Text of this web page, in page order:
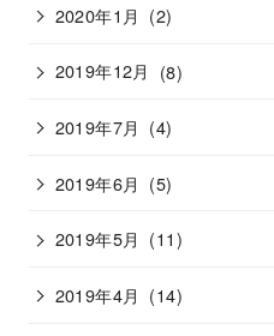
2020年1月 (2)
2019年12月 (8)
2019年7月 (4)
2019年6月 (5)
2019年5月 (11)
2019年4月 (14)